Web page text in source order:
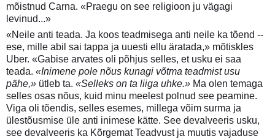
mõistnud Carna. «Praegu on see religioon ju vägagi
levinud...»
«Neile anti teada. Ja koos teadmisega anti neile ka tõend --
ese, mille abil sai tappa ja uuesti ellu äratada,» mõtiskles
Uber. «Gabise arvates oli põhjus selles, et usku ei saa
teada. «Inimene pole nõus kunagi võtma teadmist usu
pähe,» ütleb ta. «Selleks on ta liiga uhke.» Ma olen temaga
selles osas nõus, kuid minu meelest polnud see peamine.
Viga oli tõendis, selles esemes, millega võim surma ja
ülestõusmise üle anti inimese kätte. See devalveeris usku,
see devalveeris ka Kõrgemat Teadvust ja muutis vajaduse